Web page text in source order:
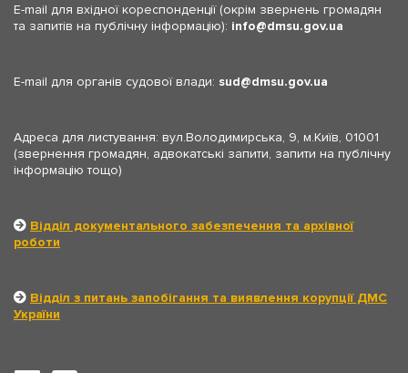
E-mail для вхідної кореспонденції (окрім звернень громадян
та запитів на публічну інформацію): info dmsu.gov.ua
E-mail для органів судової влади: sud dmsu.gov.ua
Адреса для листування: вул.Володимирська, 9, м.Київ, 01001
(звернення громадян, адвокатські запити, запити на публічну
інформацію тощо)
Відділ документального забезпечення та архівної
роботи
Відділ з питань запобігання та виявлення корупції ДМС
України